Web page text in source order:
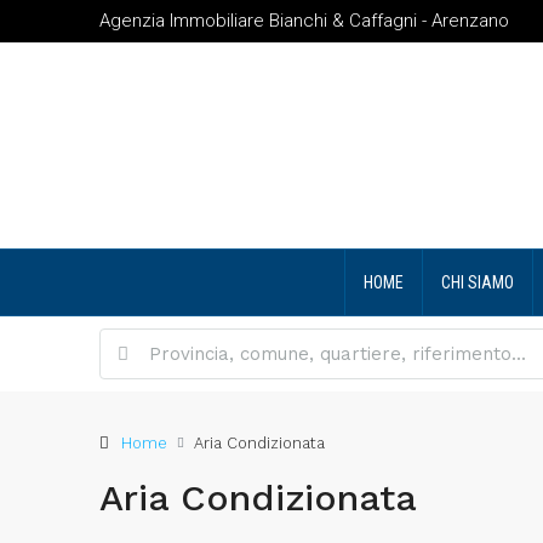
Agenzia Immobiliare Bianchi & Caffagni - Arenzano
HOME CHI SIAMO
Home Aria Condizionata
Aria Condizionata